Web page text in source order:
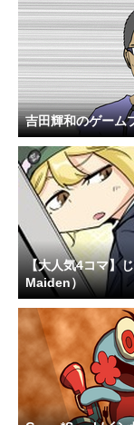
吉田輝和のゲーム
【大人気4コマ】
Maiden）